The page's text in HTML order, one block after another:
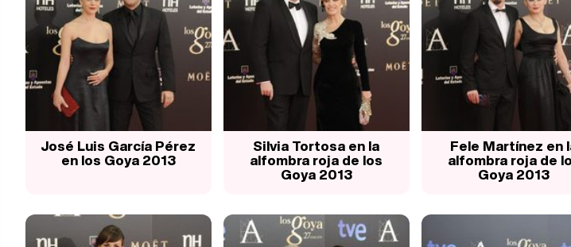
José Luis García Pérez
en los Goya 2013
Silvia Tortosa en la
alfombra roja de los
Goya 2013
Fele Martínez en
alfombra roja de
Goya 2013